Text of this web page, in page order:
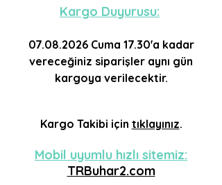
Kargo Duyurusu:
07.08.2026Cuma 17.30'a kadar
vereceğiniz siparişler aynı gün
kargoya verilecektir.
Kargo Takibi için tıklayınız.
Mobil uyumlu hızlı sitemiz:
TRBuhar2.com